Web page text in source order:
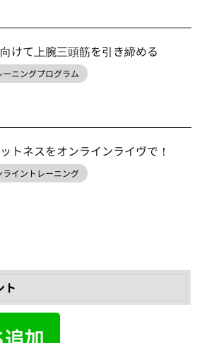
けて上腕三頭筋を引き締める
ーニングプログラム
トネスをオンラインライヴで！
ライントレーニング
ト